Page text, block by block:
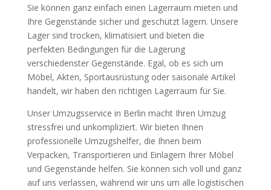
Sie können ganz einfach einen Lagerraum mieten und
Ihre Gegenstände sicher und geschützt lagern. Unsere
Lager sind trocken, klimatisiert und bieten die
perfekten Bedingungen für die Lagerung
verschiedenster Gegenstände. Egal, ob es sich um
Möbel, Akten, Sportausrüstung oder saisonale Artikel
handelt, wir haben den richtigen Lagerraum für Sie.
Unser Umzugsservice in Berlin macht Ihren Umzug
stressfrei und unkompliziert. Wir bieten Ihnen
professionelle Umzugshelfer, die Ihnen beim
Verpacken, Transportieren und Einlagern Ihrer Möbel
und Gegenstände helfen. Sie können sich voll und ganz
auf uns verlassen, während wir uns um alle logistischen